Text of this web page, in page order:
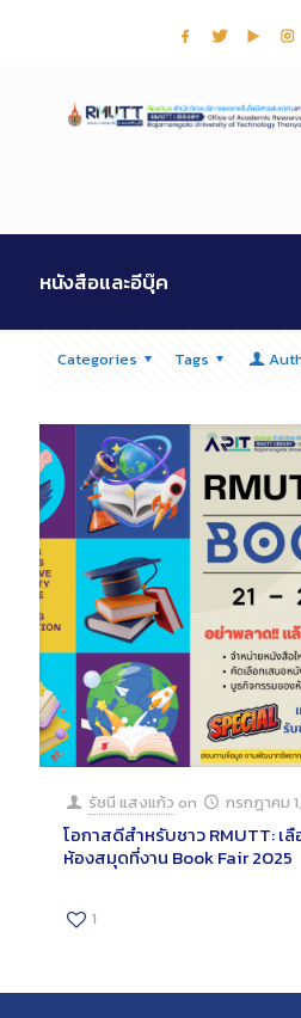
หนังสือและอีบุ๊ค
Categories Tags
รัชนี แสงแก้ว on กรกฎาคม
โอกาสดีสำหรับชาว RMUTT: เ
ห้องสมุดที่งาน Book Fair 2025
1